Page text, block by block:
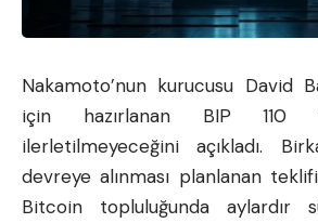
Nakamoto’nun kurucusu David
için hazırlanan BIP 110
ilerletilmeyeceğini açıkladı.
devreye alınması planlanan
Bitcoin topluluğunda aylardır